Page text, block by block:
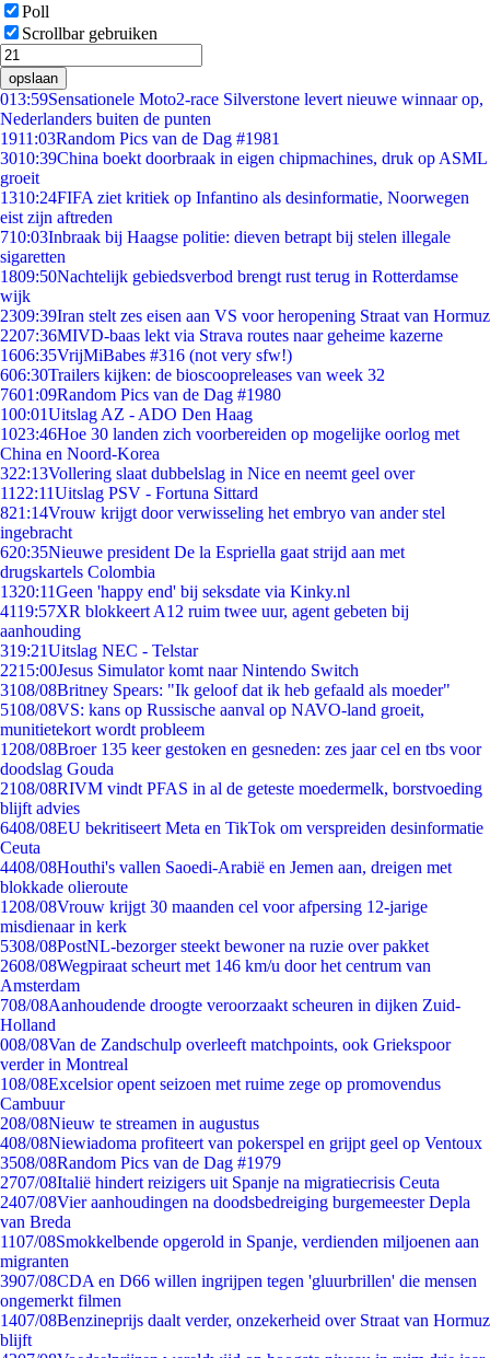
Poll
Scrollbar gebruiken
opslaan
013:59Sensationele Moto2-race Silverstone levert nieuwe winnaar op,
Nederlanders buiten de punten
1911:03Random Pics van de Dag #1981
3010:39China boekt doorbraak in eigen chipmachines, druk op ASML
groeit
1310:24FIFA ziet kritiek op Infantino als desinformatie, Noorwegen
eist zijn aftreden
710:03Inbraak bij Haagse politie: dieven betrapt bij stelen illegale
sigaretten
1809:50Nachtelijk gebiedsverbod brengt rust terug in Rotterdamse
wijk
2309:39Iran stelt zes eisen aan VS voor heropening Straat van Hormuz
2207:36MIVD-baas lekt via Strava routes naar geheime kazerne
1606:35VrijMiBabes #316 (not very sfw!)
606:30Trailers kijken: de bioscoopreleases van week 32
7601:09Random Pics van de Dag #1980
100:01Uitslag AZ - ADO Den Haag
1023:46Hoe 30 landen zich voorbereiden op mogelijke oorlog met
China en Noord-Korea
322:13Vollering slaat dubbelslag in Nice en neemt geel over
11 22:11Uitslag PSV - Fortuna Sittard
821:14Vrouw krijgt door verwisseling het embryo van ander stel
ingebracht
620:35Nieuwe president De la Espriella gaat strijd aan met
drugskartels Colombia
1320:11Geen 'happy end' bij seksdate via Kinky.nl
4119:57XR blokkeert A12 ruim twee uur, agent gebeten bij
aanhouding
319:21Uitslag NEC - Telstar
2215:00Jesus Simulator komt naar Nintendo Switch
3108/08Britney Spears: "Ik geloof dat ik heb gefaald als moeder"
5108/08VS: kans op Russische aanval op NAVO-land groeit,
munitietekort wordt probleem
1208/08Broer 135 keer gestoken en gesneden: zes jaar cel en tbs voor
doodslag Gouda
2108/08RIVM vindt PFAS in al de geteste moedermelk, borstvoeding
blijft advies
6408/08EU bekritiseert Meta en TikTok om verspreiden desinformatie
Ceuta
4408/08Houthi's vallen Saoedi-Arabië en Jemen aan, dreigen met
blokkade olieroute
1208/08Vrouw krijgt 30 maanden cel voor afpersing 12-jarige
misdienaar in kerk
5308/08PostNL-bezorger steekt bewoner na ruzie over pakket
2608/08Wegpiraat scheurt met 146 km/u door het centrum van
Amsterdam
708/08Aanhoudende droogte veroorzaakt scheuren in dijken Zuid-
Holland
008/08Van de Zandschulp overleeft matchpoints, ook Griekspoor
verder in Montreal
108/08Excelsior opent seizoen met ruime zege op promovendus
Cambuur
208/08Nieuw te streamen in augustus
408/08Niewiadoma profiteert van pokerspel en grijpt geel op Ventoux
3508/08Random Pics van de Dag #1979
2707/08Italië hindert reizigers uit Spanje na migratiecrisis Ceuta
2407/08Vier aanhoudingen na doodsbedreiging burgemeester Depla
van Breda
1107/08Smokkelbende opgerold in Spanje, verdienden miljoenen aan
migranten
3907/08CDA en D66 willen ingrijpen tegen 'gluurbrillen' die mensen
ongemerkt filmen
1407/08Benzineprijs daalt verder, onzekerheid over Straat van Hormuz
blijft